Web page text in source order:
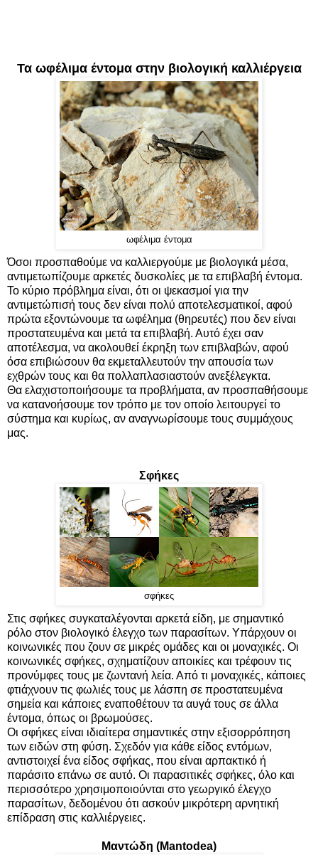
Τα ωφέλιμα έντομα στην βιολογική καλλιέργεια
ωφέλιμα έντομα
Όσοι προσπαθούμε να καλλιεργούμε με βιολογικά μέσα,
αντιμετωπίζουμε αρκετές δυσκολίες με τα επιβλαβή έντομα.
Το κύριο πρόβλημα είναι, ότι οι ψεκασμοί για την
αντιμετώπισή τους δεν είναι πολύ αποτελεσματικοί, αφού
πρώτα εξοντώνουμε τα ωφέλημα (θηρευτές) που δεν είναι
προστατευμένα και μετά τα επιβλαβή. Αυτό έχει σαν
αποτέλεσμα, να ακολουθεί έκρηξη των επιβλαβών, αφού
όσα επιβιώσουν θα εκμεταλλευτούν την απουσία των
εχθρών τους και θα πολλαπλασιαστούν ανεξέλεγκτα.
Θα ελαχιστοποιήσουμε τα προβλήματα, αν προσπαθήσουμε
να κατανοήσουμε τον τρόπο με τον οποίο λειτουργεί το
σύστημα και κυρίως, αν αναγνωρίσουμε τους συμμάχους
μας.
Σφήκες
σφήκες
Στις σφήκες συγκαταλέγονται αρκετά είδη, με σημαντικό
ρόλο στον βιολογικό έλεγχο των παρασίτων. Υπάρχουν οι
κοινωνικές που ζουν σε μικρές ομάδες και οι μοναχικές. Οι
κοινωνικές σφήκες, σχηματίζουν αποικίες και τρέφουν τις
προνύμφες τους με ζωντανή λεία. Από τι μοναχικές, κάποιες
φτιάχνουν τις φωλιές τους με λάσπη σε προστατευμένα
σημεία και κάποιες εναποθέτουν τα αυγά τους σε άλλα
έντομα, όπως οι βρωμούσες.
Οι σφήκες είναι ιδιαίτερα σημαντικές στην εξισορρόπηση
των ειδών στη φύση. Σχεδόν για κάθε είδος εντόμων,
αντιστοιχεί ένα είδος σφήκας, που είναι αρπακτικό ή
παράσιτο επάνω σε αυτό. Οι παρασιτικές σφήκες, όλο και
περισσότερο χρησιμοποιούνται στο γεωργικό έλεγχο
παρασίτων, δεδομένου ότι ασκούν μικρότερη αρνητική
επίδραση στις καλλιέργειες.
Μαντώδη (Mantodea)